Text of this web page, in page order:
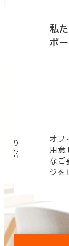
の
豊富
私
ポ
オフ
用意
なご
ジを